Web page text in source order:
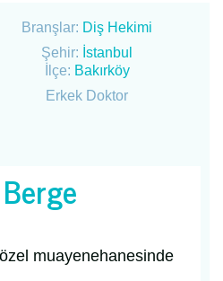
Branşlar: Diş Hekimi
Şehir: İstanbul
İlçe: Bakırköy
Erkek Doktor
muayenehanesinde